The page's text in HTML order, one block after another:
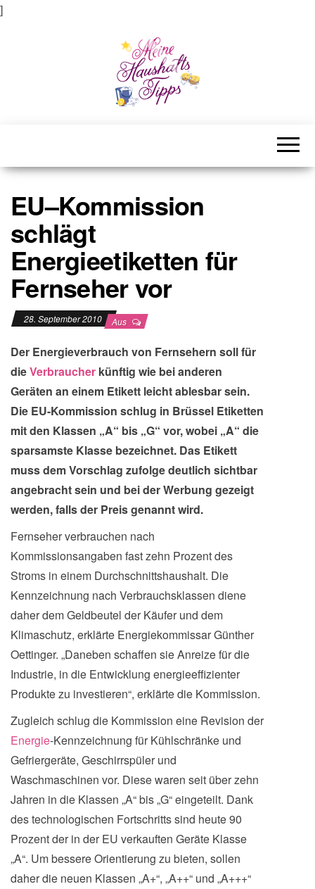
]
EU–Kommission
schlägt
Energieetiketten für
Fernseher vor
28. September 2010 Aus
Der Energieverbrauch von Fernsehern soll für
dieVerbraucher künftig wie bei anderen
Geräten an einem Etikett leicht ablesbar sein.
Die EU-Kommission schlug in Brüssel Etiketten
mit den Klassen „A“ bis „G“ vor, wobei „A“ die
sparsamste Klasse bezeichnet. Das Etikett
muss dem Vorschlag zufolge deutlich sichtbar
angebracht sein und bei der Werbung gezeigt
werden, falls der Preis genannt wird.
Fernseher verbrauchen nach
Kommissionsangaben fast zehn Prozent des
Stroms in einem Durchschnittshaushalt. Die
Kennzeichnung nach Verbrauchsklassen diene
daher dem Geldbeutel der Käufer und dem
Klimaschutz, erklärte Energiekommissar Günther
Oettinger. „Daneben schaffen sie Anreize für die
Industrie, in die Entwicklung energieeffizienter
Produkte zu investieren“, erklärte die Kommission.
Zugleich schlug die Kommission eine Revision der
Energie-Kennzeichnung für Kühlschränke und
Gefriergeräte, Geschirrspüler und
Waschmaschinen vor. Diese waren seit über zehn
Jahren in die Klassen „A“ bis „G“ eingeteilt. Dank
des technologischen Fortschritts sind heute 90
Prozent der in der EU verkauften Geräte Klasse
„A“. Um bessere Orientierung zu bieten, sollen
daher die neuen Klassen „A+“, „A++“ und „A+++“